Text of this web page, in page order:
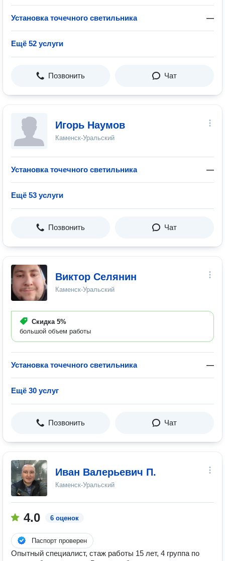
Установка точечного светильника —
Ещё 52 услуги
Позвонить Чат
Игорь Наумов
Каменск-Уральский
Установка точечного светильника —
Ещё 53 услуги
Позвонить Чат
Виктор Селянин
Каменск-Уральский
Скидка 5%
большой объем работы
Установка точечного светильника —
Ещё 30 услуг
Позвонить Чат
Иван Валерьевич П.
Каменск-Уральский
4.0 6 оценок
Паспорт проверен
Опытный специалист, стаж работы 15 лет, 4 группа по